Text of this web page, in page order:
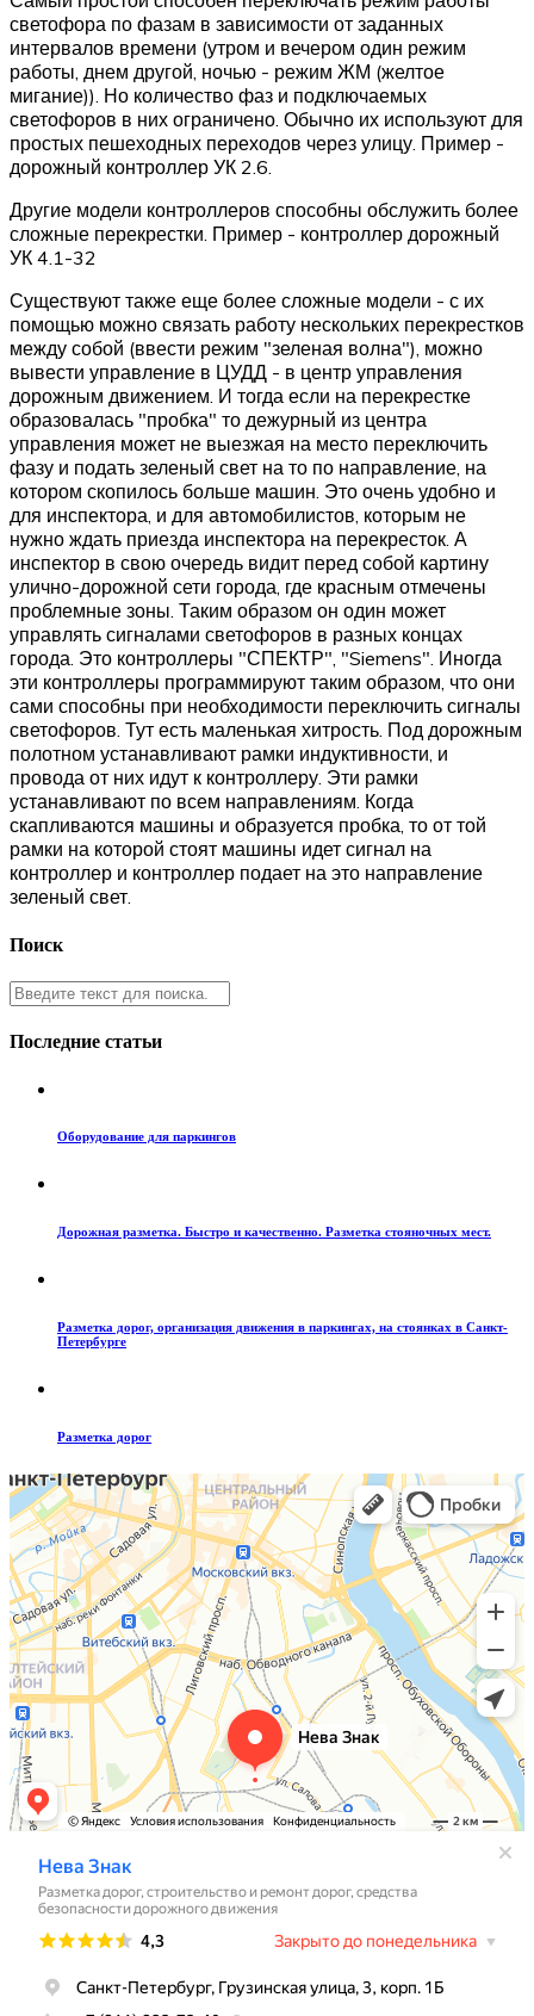
светофора по фазам в зависимости от заданных
интервалов времени (утром и вечером один режим
работы, днем другой, ночью - режим ЖМ (желтое
мигание)). Но количество фаз и подключаемых
светофоров в них ограничено. Обычно их используют для
простых пешеходных переходов через улицу. Пример -
дорожный контроллер УК 2.6.
Другие модели контроллеров способны обслужить более
сложные перекрестки. Пример - контроллер дорожный
УК 4.1-32
Существуют также еще более сложные модели - с их
помощью можно связать работу нескольких перекрестков
между собой (ввести режим "зеленая волна"), можно
вывести управление в ЦУДД - в центр управления
дорожным движением. И тогда если на перекрестке
образовалась "пробка" то дежурный из центра
управления может не выезжая на место переключить
фазу и подать зеленый свет на то по направление, на
котором скопилось больше машин. Это очень удобно и
для инспектора, и для автомобилистов, которым не
нужно ждать приезда инспектора на перекресток. А
инспектор в свою очередь видит перед собой картину
улично-дорожной сети города, где красным отмечены
проблемные зоны. Таким образом он один может
управлять сигналами светофоров в разных концах
города. Это контроллеры "СПЕКТР", "Siemens". Иногда
эти контроллеры программируют таким образом, что они
сами способны при необходимости переключить сигналы
светофоров. Тут есть маленькая хитрость. Под дорожным
полотном устанавливают рамки индуктивности, и
провода от них идут к контроллеру. Эти рамки
устанавливают по всем направлениям. Когда
скапливаются машины и образуется пробка, то от той
рамки на которой стоят машины идет сигнал на
контроллер и контроллер подает на это направление
зеленый свет.
Поиск
Последние статьи
Оборудование для паркингов
Дорожная разметка. Быстро и качественно. Разметка стояночных мест.
Разметка дорог, организация движения в паркингах, на стоянках в Санкт-
Петербурге
Разметка дорог